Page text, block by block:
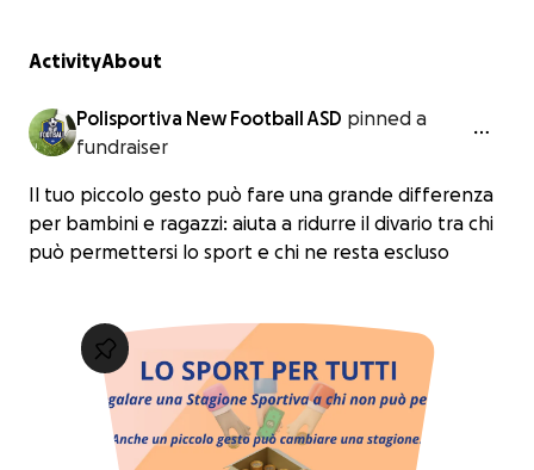
ActivityAbout
Polisportiva New Football ASD pinned a
fundraiser
Il tuo piccolo gesto può fare una grande differenza
per bambini e ragazzi: aiuta a ridurre il divario tra chi
può permettersi lo sport e chi ne resta escluso